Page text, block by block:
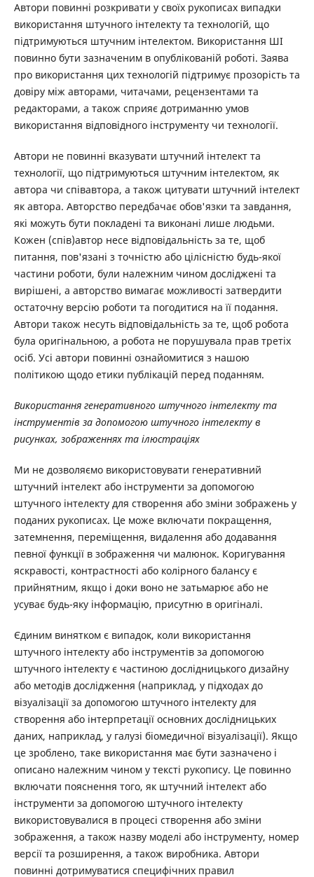
Автори повинні розкривати у своїх рукописах випадки
використання штучного інтелекту та технологій, що
підтримуються штучним інтелектом. Використання ШІ
повинно бути зазначеним в опублікованій роботі. Заява
про використання цих технологій підтримує прозорість та
довіру між авторами, читачами, рецензентами та
редакторами, а також сприяє дотриманню умов
використання відповідного інструменту чи технології.
Автори не повинні вказувати штучний інтелект та
технології, що підтримуються штучним інтелектом, як
автора чи співавтора, а також цитувати штучний інтелект
як автора. Авторство передбачає обов'язки та завдання,
які можуть бути покладені та виконані лише людьми.
Кожен (спів)автор несе відповідальність за те, щоб
питання, пов'язані з точністю або цілісністю будь-якої
частини роботи, були належним чином досліджені та
вирішені, а авторство вимагає можливості затвердити
остаточну версію роботи та погодитися на її подання.
Автори також несуть відповідальність за те, щоб робота
була оригінальною, а робота не порушувала прав третіх
осіб. Усі автори повинні ознайомитися з нашою
політикою щодо етики публікацій перед поданням.
Використання генеративного штучного інтелекту та
інструментів за допомогою штучного інтелекту в
рисунках, зображеннях та ілюстраціях
Ми не дозволяємо використовувати генеративний
штучний інтелект або інструменти за допомогою
штучного інтелекту для створення або зміни зображень у
поданих рукописах. Це може включати покращення,
затемнення, переміщення, видалення або додавання
певної функції в зображення чи малюнок. Коригування
яскравості, контрастності або колірного балансу є
прийнятним, якщо і доки воно не затьмарює або не
усуває будь-яку інформацію, присутню в оригіналі.
Єдиним винятком є випадок, коли використання
штучного інтелекту або інструментів за допомогою
штучного інтелекту є частиною дослідницького дизайну
або методів дослідження (наприклад, у підходах до
візуалізації за допомогою штучного інтелекту для
створення або інтерпретації основних дослідницьких
даних, наприклад, у галузі біомедичної візуалізації). Якщо
це зроблено, таке використання має бути зазначено і
описано належним чином у тексті рукопису. Це повинно
включати пояснення того, як штучний інтелект або
інструменти за допомогою штучного інтелекту
використовувалися в процесі створення або зміни
зображення, а також назву моделі або інструменту, номер
версії та розширення, а також виробника. Автори
повинні дотримуватися специфічних правил